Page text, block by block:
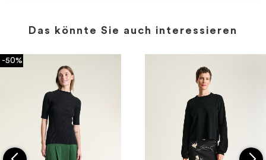
Das könnte Sie auch interessieren
-50%